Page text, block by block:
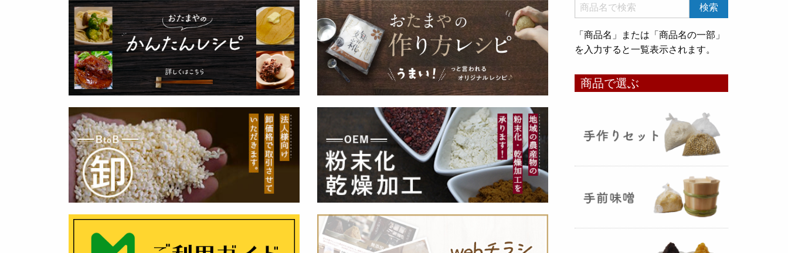
プをリリース致しました。何処へ
でも持ち運びが出来て、非常に便
利です！
た！（2025年08月12日）
お米5kg貯蔵用アルミ袋が完
成しました！完全オリジナルで特
別な仕様でお米の美味しさをその
ままキープ！酸化防止と長期保存
を可能にしました！
「商品名」または「商品名の一部」
を入力すると一覧表示されます。
商品で選ぶ